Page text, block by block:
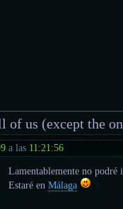
of us (except the
a las 11:21:56
Lamentablemente no
Estaré enMálaga